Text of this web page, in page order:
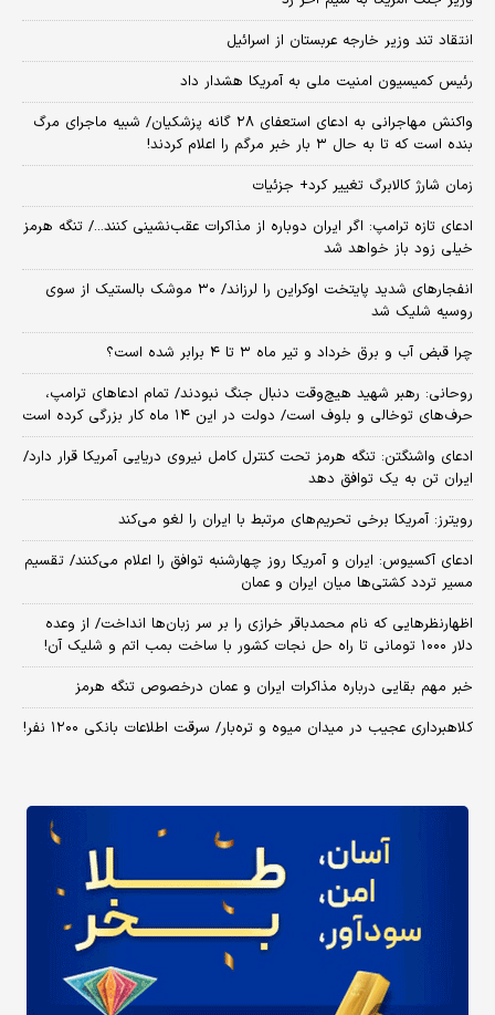
انتقاد تند وزیر خارجه عربستان از اسرائیل
رئیس کمیسیون امنیت ملی به آمریکا هشدار داد
واکنش مهاجرانی به ادعای استعفای ۲۸ گانه پزشکیان/ شبیه ماجرای مرگ
بنده است که تا به حال ۳ بار خبر مرگم را اعلام کردند!
زمان شارژ کالابرگ تغییر کرد+ جزئیات
ادعای تازه ترامپ: اگر ایران دوباره از مذاکرات عقب‌نشینی کنند.../ تنگه هرمز
خیلی زود باز خواهد شد
انفجارهای شدید پایتخت اوکراین را لرزاند/ ۳۰ موشک بالستیک از سوی
روسیه شلیک شد
چرا قبض آب و برق خرداد و تیر ماه ۳ تا ۴ برابر شده است؟
روحانی: رهبر شهید هیچ‌وقت دنبال جنگ نبودند/ تمام ادعاهای ترامپ،
حرف‌های توخالی و بلوف است/ دولت در این ۱۴ ماه کار بزرگی کرده است
ادعای واشنگتن: تنگه هرمز تحت کنترل کامل نیروی دریایی آمریکا قرار دارد/
ایران تن به یک توافق دهد
رویترز: آمریکا برخی تحریم‌های مرتبط با ایران را لغو می‌کند
ادعای آکسیوس: ایران و آمریکا روز چهارشنبه توافق را اعلام می‌کنند/ تقسیم
مسیر تردد کشتی‌ها میان ایران و عمان
اظهارنظرهایی که نام محمدباقر خرازی را بر سر زبان‌ها انداخت/ از وعده
دلار ۱۰۰۰ تومانی تا راه حل نجات کشور با ساخت بمب اتم و شلیک آن!
خبر مهم بقایی درباره مذاکرات ایران و عمان درخصوص تنگه هرمز
کلاهبرداری عجیب در میدان میوه و تره‌بار/ سرقت اطلاعات بانکی ۱۲۰۰ نفر!